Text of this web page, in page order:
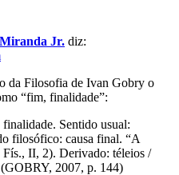
Jr. diz:
da Filosofia de Ivan Gobry o
“fim, finalidade”:
Sentido usual:
filosófico: causa final. “A
II, 2). Derivado: téleios /
(GOBRY, 2007, p. 144)